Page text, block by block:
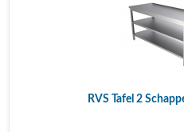
RVS Tafel 2